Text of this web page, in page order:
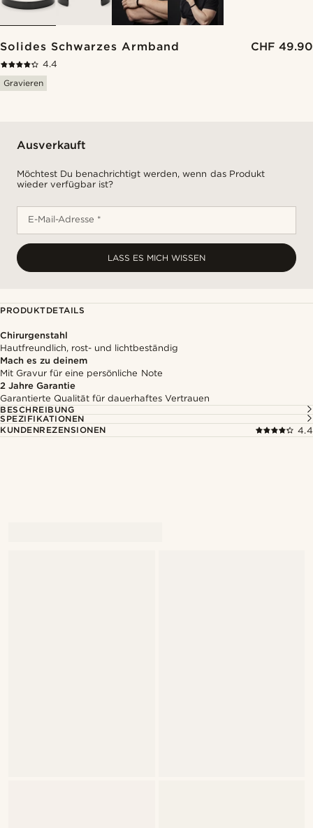
Solides Schwarzes Armband CHF 49.90
4.4
Gravieren
Ausverkauft
Möchtest Du benachrichtigt werden, wenn das Produkt
wieder verfügbar ist?
E-Mail-Adresse *
LASS ES MICH WISSEN
PRODUKTDETAILS
Chirurgenstahl
Hautfreundlich, rost- und lichtbeständig
Mach es zu deinem
Mit Gravur für eine persönliche Note
2 Jahre Garantie
Garantierte Qualität für dauerhaftes Vertrauen
BESCHREIBUNG
SPEZIFIKATIONEN
KUNDENREZENSIONEN
4.4